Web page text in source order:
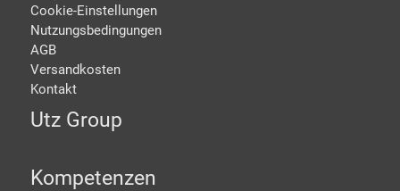
Cookie-Einstellungen
Nutzungsbedingungen
AGB
Versandkosten
Kontakt
Utz Group
Kompetenzen